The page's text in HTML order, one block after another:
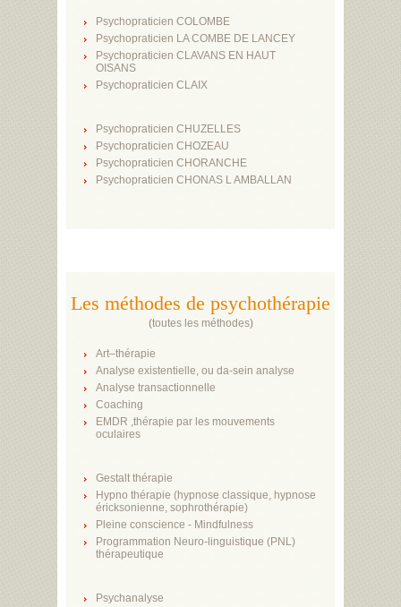
Psychopraticien COLOMBE
Psychopraticien LA COMBE DE LANCEY
Psychopraticien CLAVANS EN HAUT
OISANS
Psychopraticien CLAIX
Psychopraticien CHUZELLES
Psychopraticien CHOZEAU
Psychopraticien CHORANCHE
Psychopraticien CHONAS L AMBALLAN
Les méthodes de psychothérapie
(toutes les méthodes)
Art–thérapie
Analyse existentielle, ou da-sein analyse
Analyse transactionnelle
Coaching
EMDR ,thérapie par les mouvements
oculaires
Gestalt thérapie
Hypno thérapie (hypnose classique, hypnose
éricksonienne, sophrothérapie)
Pleine conscience - Mindfulness
Programmation Neuro-linguistique (PNL)
thérapeutique
Psychanalyse